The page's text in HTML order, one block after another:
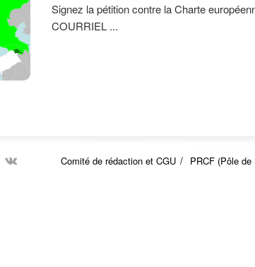
Signez la pétition contre la Charte
COURRIEL ...
Comité de rédaction et CGU PRCF (Pôle